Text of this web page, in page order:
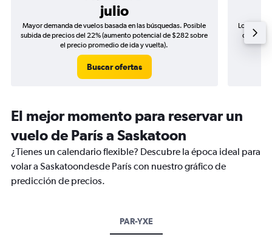
julio
Mayor demanda de vuelos basada en las búsquedas. Posible
subida de precios del 22% (aumento potencial de $282 sobre
el precio promedio de ida y vuelta).
Buscar ofertas
Los
de
El mejor momento para reservar un
vuelo de París a Saskatoon
¿Tienes un calendario flexible? Descubre la época ideal para
volar a Saskatoondesde París con nuestro gráfico de
predicción de precios.
PAR-YXE